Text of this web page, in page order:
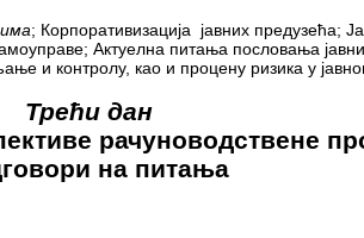
; Корпоративизација јавних предузећа;
Актуелна питања пословања
и контролу, као и процену ризика у
Трећи дан
рачуноводствене
на питања